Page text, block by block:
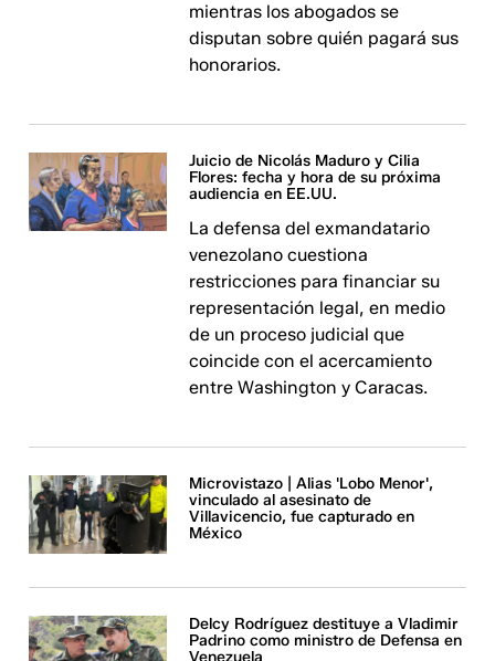
mientras los abogados se
disputan sobre quién pagará sus
honorarios.
Juicio de Nicolás Maduro y Cilia
Flores: fecha y hora de su próxima
audiencia en EE.UU.
La defensa del exmandatario
venezolano cuestiona
restricciones para financiar su
representación legal, en medio
de un proceso judicial que
coincide con el acercamiento
entre Washington y Caracas.
Microvistazo | Alias 'Lobo Menor',
vinculado al asesinato de
Villavicencio, fue capturado en
México
Delcy Rodríguez destituye a Vladimir
Padrino como ministro de Defensa en